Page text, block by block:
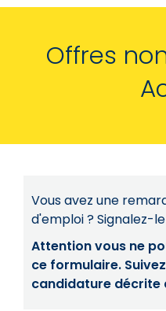
Offres
Vous avez une
d'emploi ? Signalez-
Attention vous ne
ce formulaire.
candidature décrite